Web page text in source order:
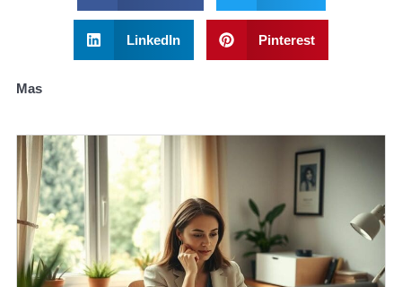
LinkedIn Pinterest
Mas